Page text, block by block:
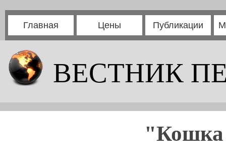
Главная Цены Публикации
ВЕСТНИК
"Кошка